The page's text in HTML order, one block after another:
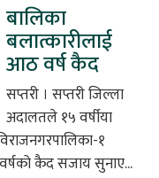
बालिका
बलात्कारीलाई
आठ वर्ष कैद
सप्तरी । सप्तरी जिल्ला
अदालतले १५ वर्षीया
१
कैद सजाय सुनाए...